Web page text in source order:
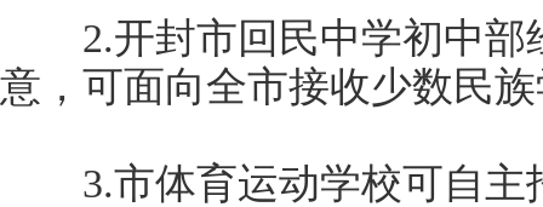
2.开封市回民中学初中部
意，可面向全市接收少数民
3.市体育运动学校可自主